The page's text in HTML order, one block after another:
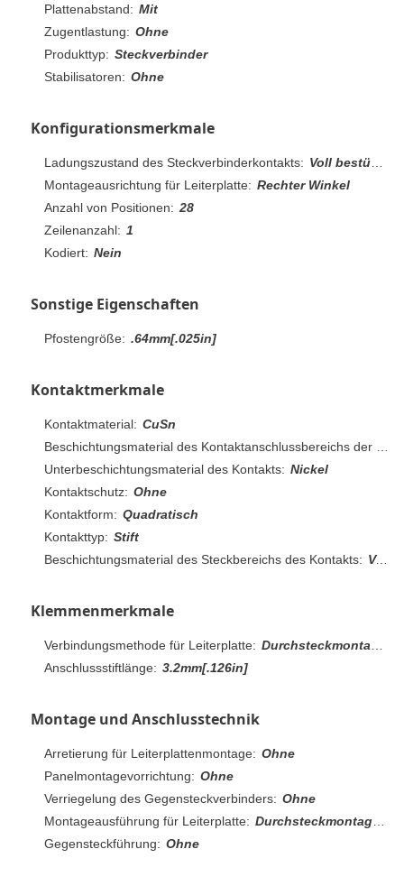
Plattenabstand: Mit
Zugentlastung: Ohne
Produkttyp: Steckverbinder
Stabilisatoren: Ohne
Konfigurationsmerkmale
Ladungszustand des Steckverbinderkontakts: Voll bestückt
Montageausrichtung für Leiterplatte: Rechter Winkel
Anzahl von Positionen: 28
Zeilenanzahl: 1
Kodiert: Nein
Sonstige Eigenschaften
Pfostengröße: .64mm[.025in]
Kontaktmerkmale
Kontaktmaterial: CuSn
Unterbeschichtungsmaterial des Kontakts: Nickel
Kontaktschutz: Ohne
Kontaktform: Quadratisch
Kontakttyp: Stift
Beschichtungsmaterial des Steckbereichs des Kontakts: Vorverzinnt
Klemmenmerkmale
Verbindungsmethode für Leiterplatte: Durchsteckmontage - Löten
Anschlussstiftlänge: 3.2mm[.126in]
Montage und Anschlusstechnik
Arretierung für Leiterplattenmontage: Ohne
Panelmontagevorrichtung: Ohne
Verriegelung des Gegensteckverbinders: Ohne
Montageausführung für Leiterplatte: Durchsteckmontage – Löten
Gegensteckführung: Ohne